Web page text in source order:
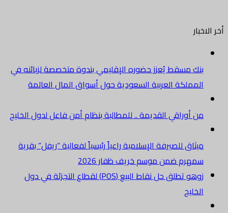
أخر الاخبار
بنك مسقط يُعزز حضوره الإقليمي بندوة متخصصة لزبائنه في
المملكة العربية السعودية حول أسواق المال العالمة
من أوراقي القديمة .. للمطالبة بنظام أمن فاعل لدول الخليج
ميثاق للصيرفة الإسلامية راعياً رئيسياً لفعالية “ريفل” بقرية
سمهرم ضمن موسم خريف ظفار 2026
زوهو تطلق حل نقاط البيع (POS) لقطاع التجزئة في دول
الخليج